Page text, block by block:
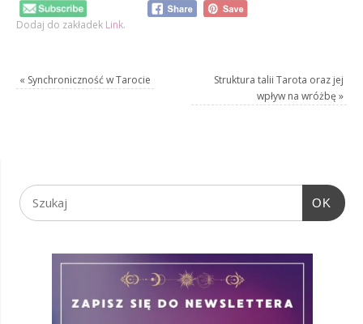
Dodaj do zakładek Link.
« Synchroniczność w Tarocie
Struktura talii Tarota oraz jej
wpływ na wróżbę»
OK